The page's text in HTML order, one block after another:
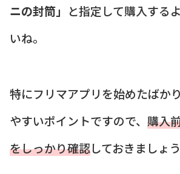
ニの封筒」 と指定して購入する
いね。
特にフリマアプリを始めたばか
やすいポイントですので、 購入
をしっかり確認しておきましょう